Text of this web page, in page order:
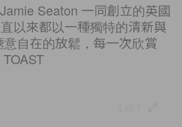
Seaton 一同創立的英國
以來都以一種獨特的清新與
自在的放鬆，每一次欣賞
TOAST